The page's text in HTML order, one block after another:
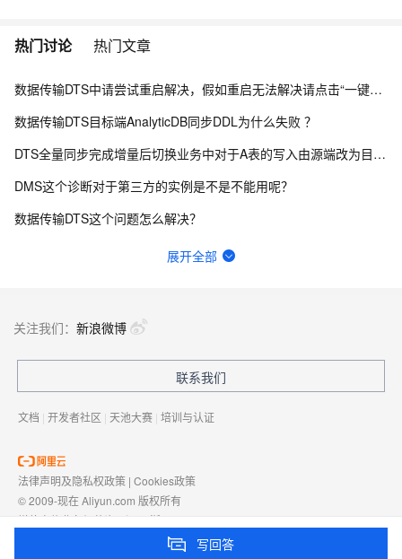
热门讨论 热门文章
数据传输DTS中请尝试重启解决，假如重启无法解决请点击“一键复制”进入钉钉客户交流群咨询解决？
数据传输DTS目标端AnalyticDB同步DDL为什么失败 ？
DTS全量同步完成增量后切换业务中对于A表的写入由源端改为目标端，但是其它表不进行改动，有影响吗？
DMS这个诊断对于第三方的实例是不是不能用呢？
数据传输DTS这个问题怎么解决？
展开全部
写回答
关注我们： 新浪微博
联系我们
文档 | 开发者社区 | 天池大赛 | 培训与认证
法律声明及隐私权政策 | Cookies政策
© 2009-现在 Aliyun.com 版权所有
增值电信业务经营许可证： 浙B2-20080101
浙D3-20210002